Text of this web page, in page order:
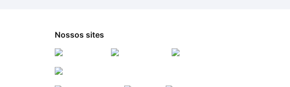
Nossos sites